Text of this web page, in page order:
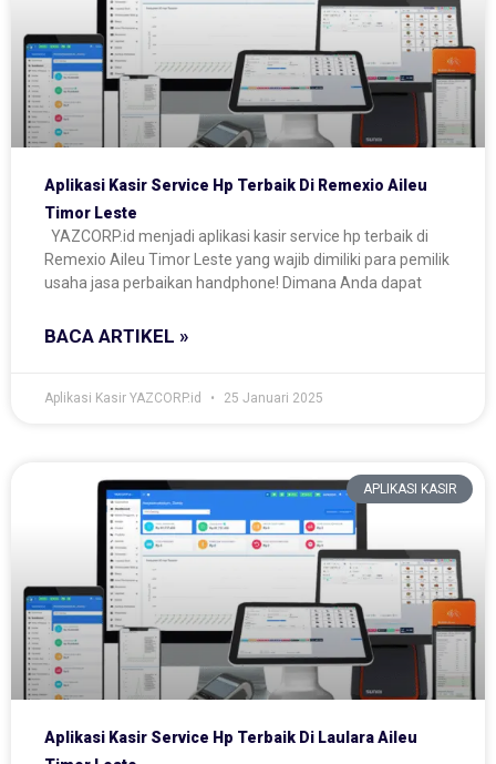
Aplikasi Kasir Service Hp Terbaik Di Remexio Aileu
Timor Leste
YAZCORP.id menjadi aplikasi kasir service hp terbaik di
Remexio Aileu Timor Leste yang wajib dimiliki para pemilik
usaha jasa perbaikan handphone! Dimana Anda dapat
BACA ARTIKEL »
Aplikasi Kasir YAZCORP.id 25 Januari 2025
APLIKASI KASIR
Aplikasi Kasir Service Hp Terbaik Di Laulara Aileu